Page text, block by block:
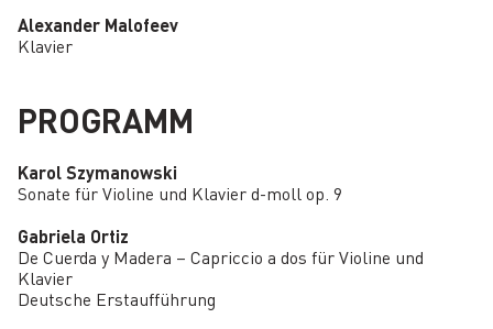
Alexander Malofeev
Klavier
PROGRAMM
Karol Szymanowski
Sonate für Violine und Klavier d-moll op. 9
Gabriela Ortiz
De Cuerda y Madera – Capriccio a dos für Violine und
Klavier
Deutsche Erstaufführung